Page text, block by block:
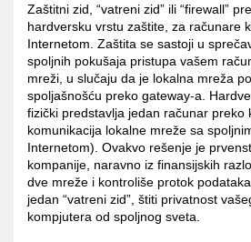
Zaštitni zid, “vatreni zid” ili “firewall”
hardversku vrstu zaštite, za računare
Internetom. Zaštita se sastoji u
spoljnih pokušaja pristupa vašem
mreži, u slučaju da je lokalna mreža
spoljašnošću preko gateway-a.
fizički predstavlja jedan računar preko
komunikacija lokalne mreže sa
Internetom). Ovakvo rešenje je
kompanije, naravno iz finansijskih
dve mreže i kontroliše protok
jedan “vatreni zid”, štiti privatnost
kompjutera od spoljnog sveta.